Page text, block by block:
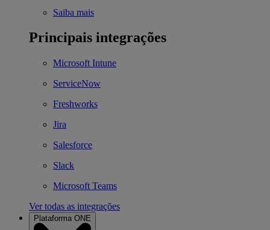
Saiba mais
Principais integrações
Microsoft Intune
ServiceNow
Freshworks
Jira
Salesforce
Slack
Microsoft Teams
Ver todas as integrações
Plataforma ONE